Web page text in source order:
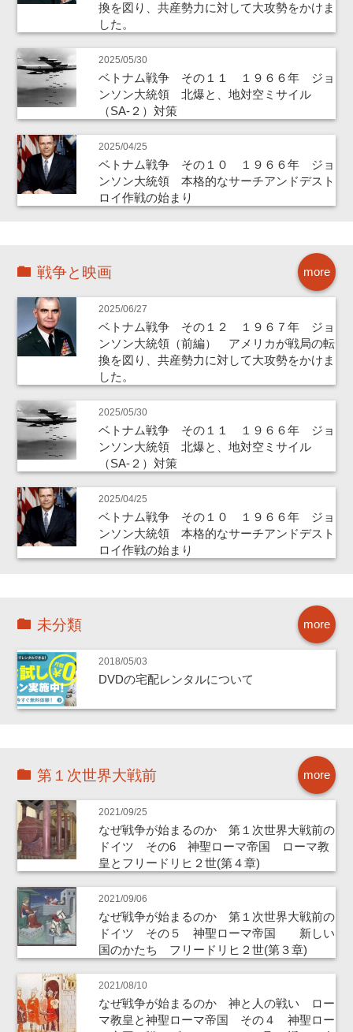
換を図り、共産勢力に対して大攻勢をかけま
した。
2025/05/30
ベトナム戦争 その１１ １９６６年 ジョ
ンソン大統領 北爆と、地対空ミサイル
（SA-２）対策
2025/04/25
ベトナム戦争 その１０ １９６６年 ジョ
ンソン大統領 本格的なサーチアンドデスト
ロイ作戦の始まり
more
戦争と映画
2025/06/27
ベトナム戦争 その１２ １９６７年 ジョ
ンソン大統領（前編） アメリカが戦局の転
換を図り、共産勢力に対して大攻勢をかけま
した。
2025/05/30
ベトナム戦争 その１１ １９６６年 ジョ
ンソン大統領 北爆と、地対空ミサイル
（SA-２）対策
2025/04/25
ベトナム戦争 その１０ １９６６年 ジョ
ンソン大統領 本格的なサーチアンドデスト
ロイ作戦の始まり
more
未分類
2018/05/03
DVDの宅配レンタルについて
more
第１次世界大戦前
2021/09/25
なぜ戦争が始まるのか 第１次世界大戦前の
ドイツ その6 神聖ローマ帝国 ローマ教
皇とフリードリヒ２世(第４章)
2021/09/06
なぜ戦争が始まるのか 第１次世界大戦前の
ドイツ その５ 神聖ローマ帝国 新しい
国のかたち フリードリヒ２世(第３章)
2021/08/10
なぜ戦争が始まるのか 神と人の戦い ロー
マ教皇と神聖ローマ帝国 その４ 神聖ロー